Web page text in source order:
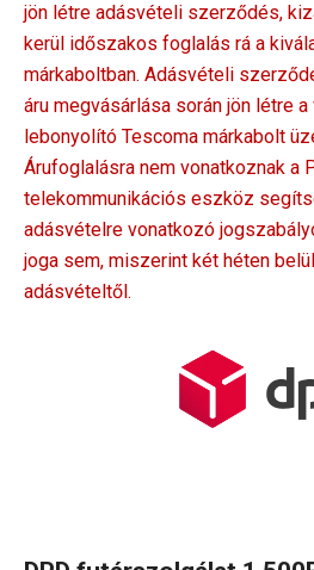
jön létre adásvételi szerződés,
kerül időszakos foglalás rá a
márkaboltban. Adásvételi
áru megvásárlása során jön létre
lebonyolító Tescoma márkabolt
Árufoglalásra nem vonatkoznak a
telekommunikációs eszköz
adásvételre vonatkozó
joga sem, miszerint két héten
adásvételtől.